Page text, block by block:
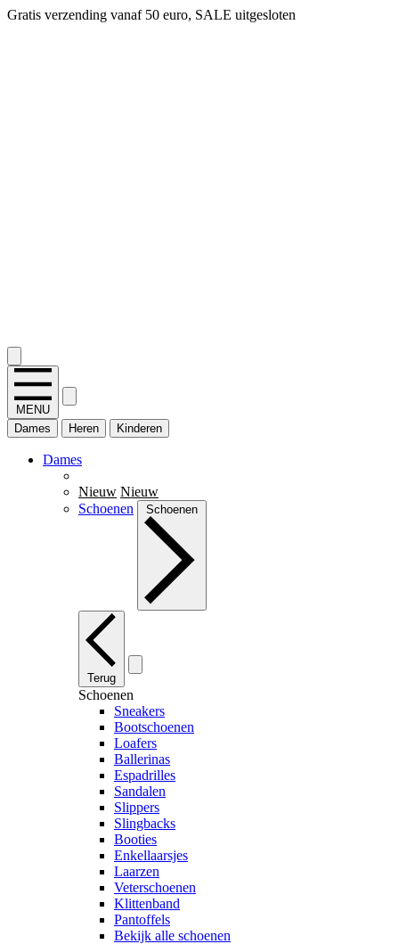
Gratis verzending vanaf 50 euro, SALE uitgesloten
MENU
Dames
Heren Kinderen
Dames
Nieuw Nieuw
Schoenen
Schoenen
Terug
Schoenen
Sneakers
Bootschoenen
Loafers
Ballerinas
Espadrilles
Sandalen
Slippers
Slingbacks
Booties
Enkellaarsjes
Laarzen
Veterschoenen
Klittenband
Pantoffels
Bekijk alle schoenen